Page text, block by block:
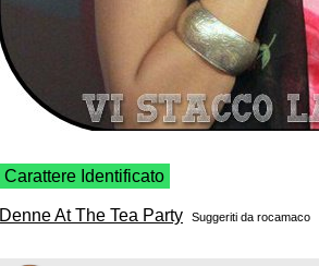
Carattere Identificato
Denne At The Tea Party Suggeriti da rocamaco